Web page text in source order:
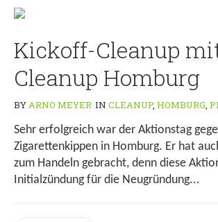
Kickoff-Cleanup
Cleanup Homburg
BYARNO MEYER IN CLEANUP, HOMBURG,
Sehr erfolgreich war der Aktionstag
Zigarettenkippen in Homburg. Er hat
zum Handeln gebracht, denn diese
Initialzündung für die Neugründung...